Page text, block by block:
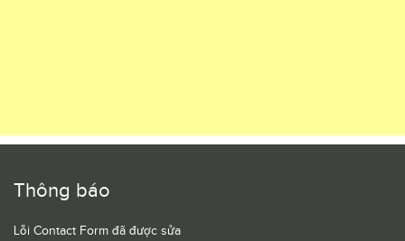
Thông báo
Lỗi Contact Form đã được sửa